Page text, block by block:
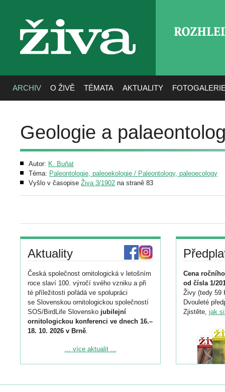
živa
ARCHIV O ŽIVĚ TÉMATA AKTUALITY
Geologie a
Autor: K. Buňat
Téma: Paleontologie, paleoekologie / Paleontology, paleoecology
Vyšlo v časopise Živa 3/1902 na straně 83
Aktuality
Česká společnost ornitologická v letošním
roce slaví 100. výročí svého vzniku a při
té příležitosti pořádá ve spolupráci
se Slovenskou ornitologickou společností
SOS/BirdLife Slovensko jubilejní
ornitologickou konferenci ve dnech 16.–
18. 10. 2026 v Brně.
Podrobnější informace ke konferenci
Registrovat se můžete do 6. září.
... více aktualit ...
Cena
od čísla 1/
Živy (tedy 59
Dvouleté
Zjistěte, jak